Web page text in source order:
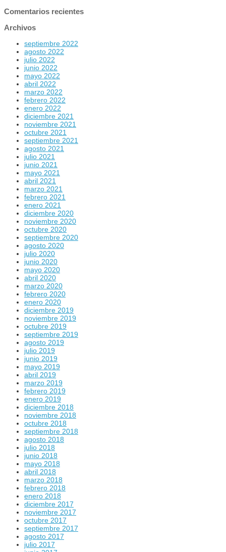
Comentarios recientes
Archivos
septiembre 2022
agosto 2022
julio 2022
junio 2022
mayo 2022
abril 2022
marzo 2022
febrero 2022
enero 2022
diciembre 2021
noviembre 2021
octubre 2021
septiembre 2021
agosto 2021
julio 2021
junio 2021
mayo 2021
abril 2021
marzo 2021
febrero 2021
enero 2021
diciembre 2020
noviembre 2020
octubre 2020
septiembre 2020
agosto 2020
julio 2020
junio 2020
mayo 2020
abril 2020
marzo 2020
febrero 2020
enero 2020
diciembre 2019
noviembre 2019
octubre 2019
septiembre 2019
agosto 2019
julio 2019
junio 2019
mayo 2019
abril 2019
marzo 2019
febrero 2019
enero 2019
diciembre 2018
noviembre 2018
octubre 2018
septiembre 2018
agosto 2018
julio 2018
junio 2018
mayo 2018
abril 2018
marzo 2018
febrero 2018
enero 2018
diciembre 2017
noviembre 2017
octubre 2017
septiembre 2017
agosto 2017
julio 2017